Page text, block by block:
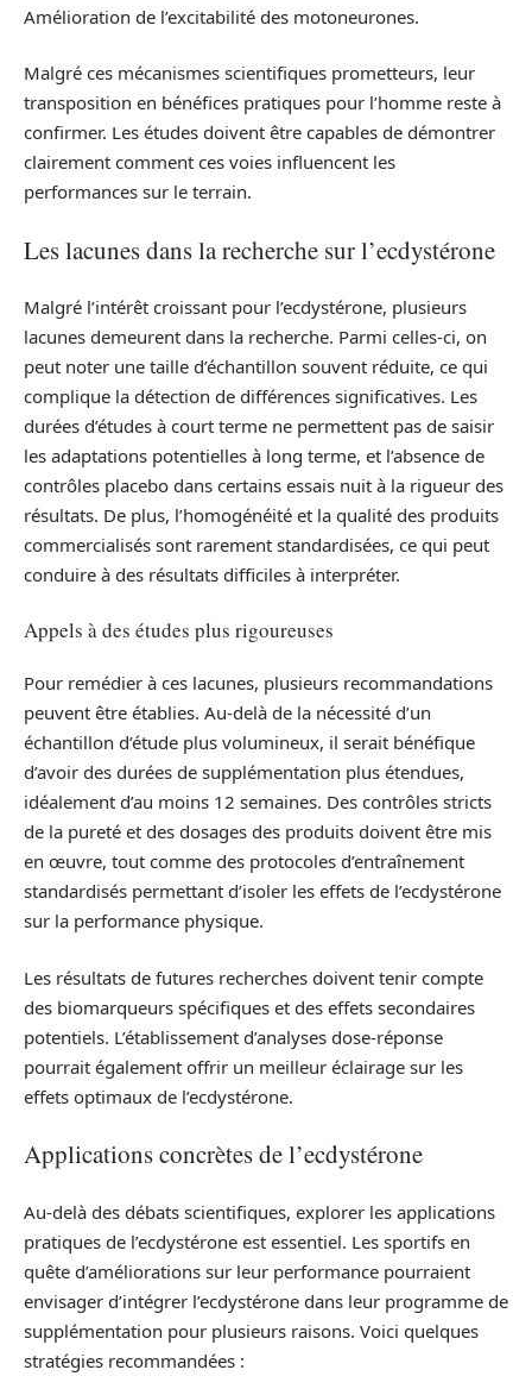
Amélioration de l’excitabilité des motoneurones.
Malgré ces mécanismes scientifiques prometteurs, leur
transposition en bénéfices pratiques pour l’homme reste à
confirmer. Les études doivent être capables de démontrer
clairement comment ces voies influencent les
performances sur le terrain.
Les lacunes dans la recherche sur l’ecdystérone
Malgré l’intérêt croissant pour l’ecdystérone, plusieurs
lacunes demeurent dans la recherche. Parmi celles-ci, on
peut noter une taille d’échantillon souvent réduite, ce qui
complique la détection de différences significatives. Les
durées d’études à court terme ne permettent pas de saisir
les adaptations potentielles à long terme, et l’absence de
contrôles placebo dans certains essais nuit à la rigueur des
résultats. De plus, l’homogénéité et la qualité des produits
commercialisés sont rarement standardisées, ce qui peut
conduire à des résultats difficiles à interpréter.
Appels à des études plus rigoureuses
Pour remédier à ces lacunes, plusieurs recommandations
peuvent être établies. Au-delà de la nécessité d’un
échantillon d’étude plus volumineux, il serait bénéfique
d’avoir des durées de supplémentation plus étendues,
idéalement d’au moins 12 semaines. Des contrôles stricts
de la pureté et des dosages des produits doivent être mis
en œuvre, tout comme des protocoles d’entraînement
standardisés permettant d’isoler les effets de l’ecdystérone
sur la performance physique.
Les résultats de futures recherches doivent tenir compte
des biomarqueurs spécifiques et des effets secondaires
potentiels. L’établissement d’analyses dose-réponse
pourrait également offrir un meilleur éclairage sur les
effets optimaux de l’ecdystérone.
Applications concrètes de l’ecdystérone
Au-delà des débats scientifiques, explorer les applications
pratiques de l’ecdystérone est essentiel. Les sportifs en
quête d’améliorations sur leur performance pourraient
envisager d’intégrer l’ecdystérone dans leur programme de
supplémentation pour plusieurs raisons. Voici quelques
stratégies recommandées :